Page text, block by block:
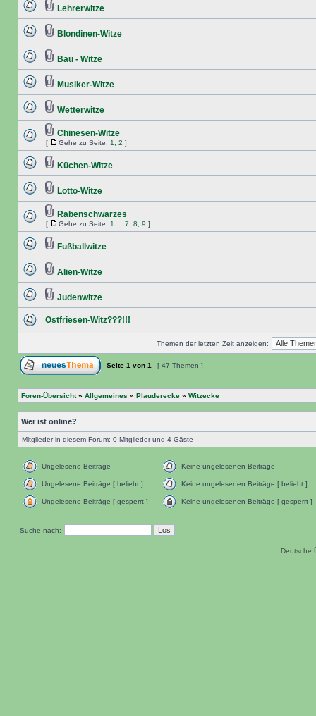
Lehrerwitze
Blondinen-Witze
Bau - Witze
Musiker-Witze
Wetterwitze
Chinesen-Witze
[ Gehe zu Seite: 1 2 ]
Küchen-Witze
Lotto-Witze
Rabenschwarzes
[ Gehe zu Seite: 1 7 8 9 ]
Fußballwitze
Alien-Witze
Judenwitze
Ostfriesen-Witz???!!!
Themen der letzten Zeit anzeigen:
Seite 1 von 1 [ 47 Themen ]
Foren-Übersicht» Allgemeines » Plauderecke » Witzecke
Wer ist online?
Mitglieder in diesem Forum: 0 Mitglieder und 4 Gäste
Ungelesene Beiträge Keine ungelesenen Beiträge
Ungelesene Beiträge [ beliebt ] Keine ungelesenen Beiträge [ beliebt ]
Ungelesene Beiträge [ gesperrt ] Keine ungelesenen Beiträge [ gesperrt ]
Suche nach:
Deutsche